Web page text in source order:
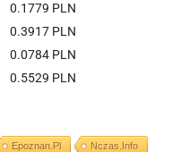
0.1779 PLN
0.3917 PLN
0.0784 PLN
0.5529 PLN
Epoznan.pl Nczas.info